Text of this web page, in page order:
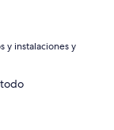
y instalaciones y